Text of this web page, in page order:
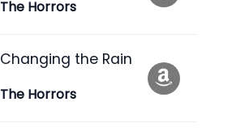
The Horrors
Changing the Rain
The Horrors